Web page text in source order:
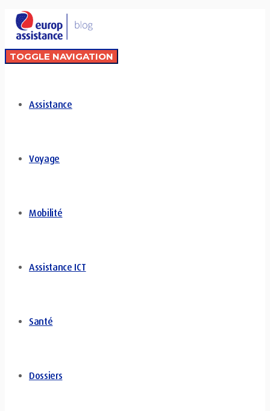
TOGGLE NAVIGATION
Assistance
Voyage
Mobilité
Assistance ICT
Santé
Dossiers